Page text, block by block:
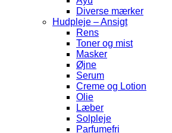
Diverse mærker
Hudpleje – Ansigt
Rens
Toner og mist
Masker
Øjne
Serum
Creme og Lotion
Olie
Læber
Solpleje
Parfumefri